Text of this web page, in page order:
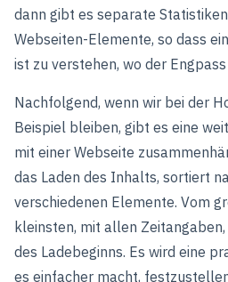
dann gibt es separate
Webseiten-Elemente, so dass
ist zu verstehen, wo der
Nachfolgend, wenn wir bei der
Beispiel bleiben, gibt es eine
mit einer Webseite
das Laden des Inhalts, sortiert
verschiedenen Elemente. Vom
kleinsten, mit allen
des Ladebeginns. Es wird eine
es einfacher macht,